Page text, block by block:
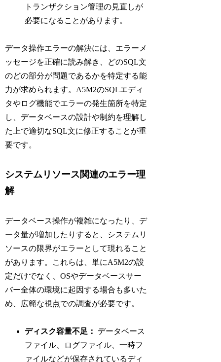
トランザクション管理の見直しが
必要になることがあります。
データ操作エラーの解決には、エラーメ
ッセージを正確に読み解き、どのSQL文
のどの部分が問題であるかを特定する能
力が求められます。A5M2のSQLエディ
タやログ機能でエラーの発生箇所を特定
し、データベースの設計や制約を理解し
た上で適切なSQL文に修正することが重
要です。
システムリソース関連のエラー理
解
データベース操作が複雑になったり、デ
ータ量が増加したりすると、システムリ
ソースの限界がエラーとして現れること
があります。これらは、単にA5M2の設
定だけでなく、OSやデータベースサー
バー全体の環境に起因する場合も多いた
め、広範な視点での調査が必要です。
ディスク容量不足：
データベース
ファイル、ログファイル、一時フ
ァイルなどが保存されているディ